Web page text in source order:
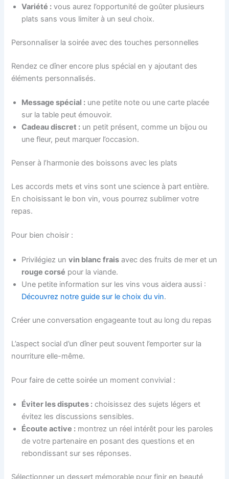
Variété : vous aurez l’opportunité de goûter plusieurs
plats sans vous limiter à un seul choix.
Personnaliser la soirée avec des touches personnelles
Rendez ce dîner encore plus spécial en y ajoutant des
éléments personnalisés.
Message spécial : une petite note ou une carte placée
sur la table peut émouvoir.
Cadeau discret : un petit présent, comme un bijou ou
une fleur, peut marquer l’occasion.
Penser à l’harmonie des boissons avec les plats
Les accords mets et vins sont une science à part entière.
En choisissant le bon vin, vous pourrez sublimer votre
repas.
Pour bien choisir :
Privilégiez unvin blanc frais avec des fruits de mer et un
rouge corsé pour la viande.
Une petite information sur les vins vous aidera aussi :
Découvrez notre guide sur le choix du vin.
Créer une conversation engageante tout au long du repas
L’aspect social d’un dîner peut souvent l’emporter sur la
nourriture elle-même.
Pour faire de cette soirée un moment convivial :
Éviter les disputes : choisissez des sujets légers et
évitez les discussions sensibles.
Écoute active : montrez un réel intérêt pour les paroles
de votre partenaire en posant des questions et en
rebondissant sur ses réponses.
Sélectionner un dessert mémorable pour finir en beauté